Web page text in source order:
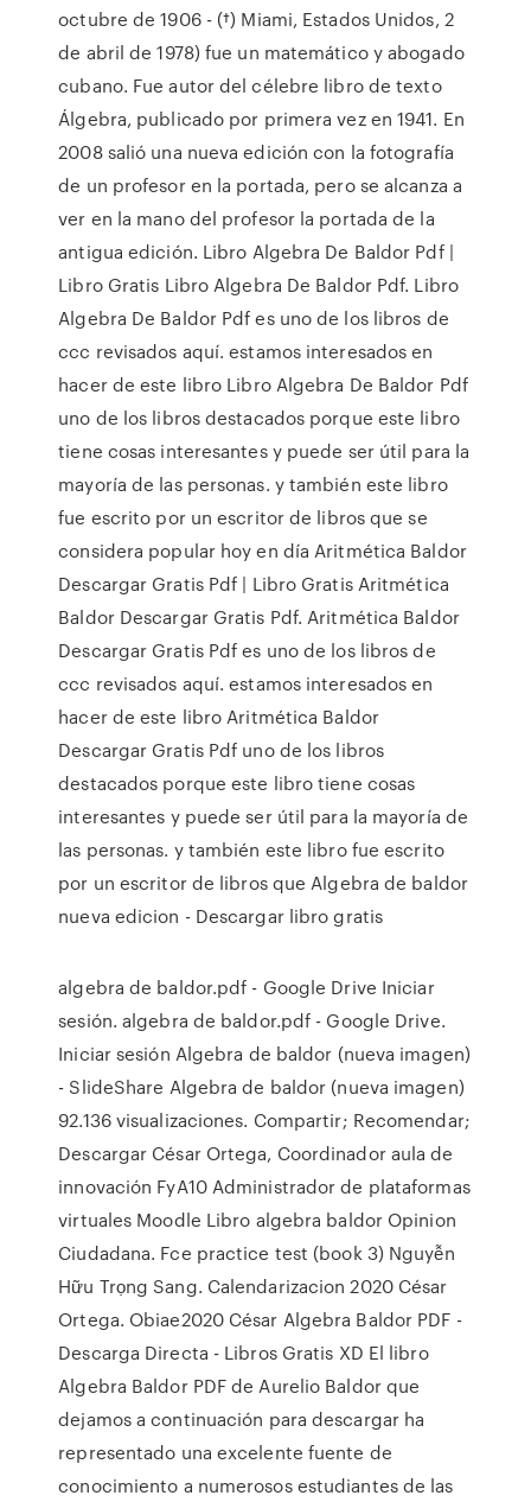
octubre de 1906 - (†) Miami, Estados Unidos, 2
de abril de 1978) fue un matemático y abogado
cubano. Fue autor del célebre libro de texto
Álgebra, publicado por primera vez en 1941. En
2008 salió una nueva edición con la fotografía
de un profesor en la portada, pero se alcanza a
ver en la mano del profesor la portada de la
antigua edición. Libro Algebra De Baldor Pdf |
Libro Gratis Libro Algebra De Baldor Pdf. Libro
Algebra De Baldor Pdf es uno de los libros de
ccc revisados aquí. estamos interesados en
hacer de este libro Libro Algebra De Baldor Pdf
uno de los libros destacados porque este libro
tiene cosas interesantes y puede ser útil para la
mayoría de las personas. y también este libro
fue escrito por un escritor de libros que se
considera popular hoy en día Aritmética Baldor
Descargar Gratis Pdf | Libro Gratis Aritmética
Baldor Descargar Gratis Pdf. Aritmética Baldor
Descargar Gratis Pdf es uno de los libros de
ccc revisados aquí. estamos interesados en
hacer de este libro Aritmética Baldor
Descargar Gratis Pdf uno de los libros
destacados porque este libro tiene cosas
interesantes y puede ser útil para la mayoría de
las personas. y también este libro fue escrito
por un escritor de libros que Algebra de baldor
nueva edicion - Descargar libro gratis
algebra de baldor.pdf - Google Drive Iniciar
sesión. algebra de baldor.pdf - Google Drive.
Iniciar sesión Algebra de baldor (nueva imagen)
- SlideShare Algebra de baldor (nueva imagen)
92.136 visualizaciones. Compartir; Recomendar;
Descargar César Ortega, Coordinador aula de
innovación FyA10 Administrador de plataformas
virtuales Moodle Libro algebra baldor Opinion
Ciudadana. Fce practice test (book 3) Nguyễn
Hữu Trọng Sang. Calendarizacion 2020 César
Ortega. Obiae2020 César Algebra Baldor PDF -
Descarga Directa - Libros Gratis XD El libro
Algebra Baldor PDF de Aurelio Baldor que
dejamos a continuación para descargar ha
representado una excelente fuente de
conocimiento a numerosos estudiantes de las